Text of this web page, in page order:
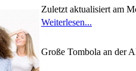
Zuletzt aktualisiert am
Weiterlesen...
Große Tombola an der